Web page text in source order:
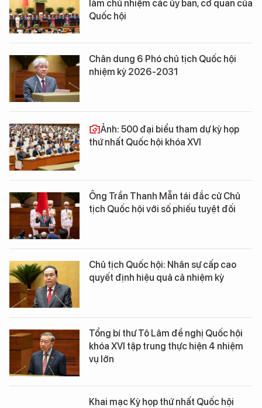
làm chủ nhiệm các ủy ban, cơ quan của
Quốc hội
Chân dung 6 Phó chủ tịch Quốc hội
nhiệm kỳ 2026-2031
Ảnh: 500 đại biểu tham dự kỳ họp
thứ nhất Quốc hội khóa XVI
Ông Trần Thanh Mẫn tái đắc cử Chủ
tịch Quốc hội với số phiếu tuyệt đối
Chủ tịch Quốc hội: Nhân sự cấp cao
quyết định hiệu quả cả nhiệm kỳ
Tổng bí thư Tô Lâm đề nghị Quốc hội
khóa XVI tập trung thực hiện 4 nhiệm
vụ lớn
Khai mạc Kỳ họp thứ nhất Quốc hội